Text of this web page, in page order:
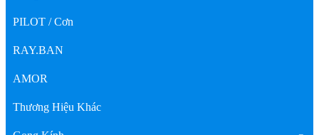
PILOT / Cơn
RAY.BAN
AMOR
Thương Hiệu Khác